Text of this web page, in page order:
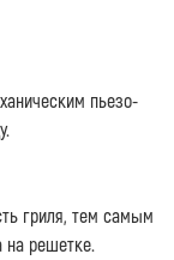
пьезо-
гриля, тем самым
на решетке.